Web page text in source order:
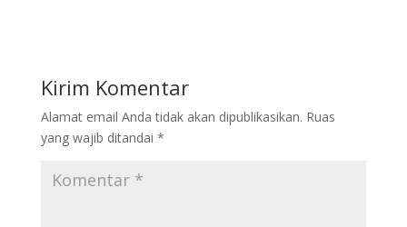
Kirim Komentar
Alamat email Anda tidak akan dipublikasikan. Ruas
yang wajib ditandai *